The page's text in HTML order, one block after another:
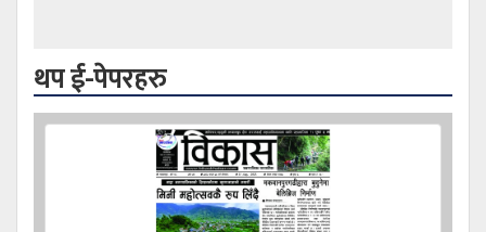
थप ई-पेपरहरु